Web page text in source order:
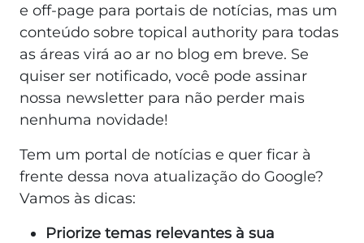
e off-page para portais de notícias, mas um
conteúdo sobre topical authority para todas
as áreas virá ao ar no blog em breve. Se
quiser ser notificado, você pode assinar
nossa newsletter para não perder mais
nenhuma novidade!
Tem um portal de notícias e quer ficar à
frente dessa nova atualização do Google?
Vamos às dicas:
Priorize temas relevantes à sua